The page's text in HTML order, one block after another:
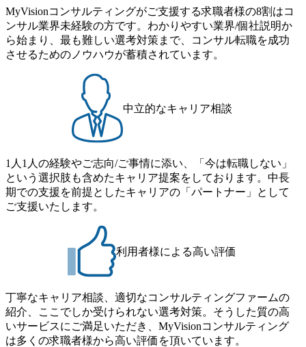
で主体的に動ける方 ・年齢にこだわらず、アドバイスを素
直に受け取れる方 ・推進力のある方
6年8月23日(日)にSustainable SCM SU 1day選考会を開催いた
します。 当SUは「GlobalでのSCM構築」や「物流・調達コ
ストの構造改革」といった伝統的なテーマに留まらずクラ
イアントがこれから取組むべき「グリーントランスフォー
った社会課題やテーマに対して、グローバル知見と最新の
事例などを基に企業の構造改革と社会価値の創造の取り組
みを行うプロフェッショナルチームです。 今回1day選考対
象となるポジションは下記となります。 ・コンサルタント
(調達改革・設備O&M)【SCS SU】 ・コンサルタント(ECM/
流改革/需給プロセス改革)【SSC SU】 ・SCM/ECMデータ・
プロセス分析・AI活用_Sustainable SCM Strategy Unit(Strategy
Consultant職)≪東京・大阪≫ ・コンサルタント(SCS SUオー
プンポジション)【SCS SU】 ※当日は全体での会社説明な
どはなく、個別選考のみの実施を予定しています ※1名あた
りの拘束時間は1時間～最大2時間半程度を想定しています
※1次面接と最終面接の間をなるべく空けないよう調整して
おりますが、調整が叶わないケースもございます オンライ
ン 書類選考通過者
食事などのカジュアルな交流、実際のプロジェクトのケー
ススタディ、1対1の模擬面接等、複数のセッションを約1か
月の期間に渡り行い、選考にご参加いただきます。コンサ
ルタント未経験の方でも、戦略コンサルタントの具体的な
仕事内容からお話をさせていただきますので、戦略コンサ
ルティングにご興味をお持ちの方は、この機会にぜひご応
にはWebテストを8月20日までに受験いただきます ・8月21
日までにプログラム参加者をご案内します ・初回プログラ
ム : 8月29日(土)10:00～13:30 @ベイン東京オフィス(六本木)
・プログラム期間中はコンサルタントとの食事会、プロジ
ェクトのご紹介、ケースワークショップなどを実施します
・10月17日(土)開催の選考会にて採用面接を実施する予定で
す ※ご都合が合わない方は別途調整いたします 初回プロ
ラインまたはオフラインの実施 ※東京オフィスのみのご応
募となります。他オフィス希望を含めたご応募はお受けい
たしかねますのでご了承ください ● フルタイムでの職務経
歴を2年以上お持ちの方で、東京オフィスのコンサルタント
ポジションに応募意思がある方 ● 英語・日本語ともにビジ
ネスレベルの方 ※日本語が母国語でない方は日本語能力
試験N1またはそれ相当の上級レベルの日本語力(会話・読解
力)
MyVisionコンサルティングがご支援する求職者様の8割はコ
ンサル業界未経験の方です。わかりやすい業界/個社説明か
ら始まり、最も難しい選考対策まで、コンサル転職を成功
させるためのノウハウが蓄積されています。
中立的なキャリア相談
1人1人の経験やご志向/ご事情に添い、「今は転職しない」
という選択肢も含めたキャリア提案をしております。中長
期での支援を前提としたキャリアの「パートナー」として
ご支援いたします。
利用者様による高い評価
丁寧なキャリア相談、適切なコンサルティングファームの
紹介、ここでしか受けられない選考対策。そうした質の高
いサービスにご満足いただき、MyVisionコンサルティング
は多くの求職者様から高い評価を頂いています。